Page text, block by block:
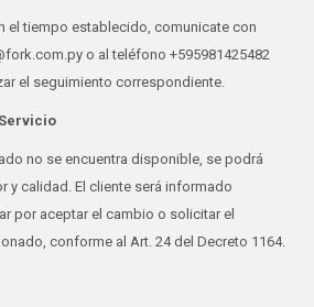
el tiempo establecido, comunicate con
o al teléfono +595981425482
el seguimiento correspondiente.
no se encuentra disponible, se podrá
y calidad. El cliente será informado
por aceptar el cambio o solicitar el
conforme al Art. 24 del Decreto 1164.